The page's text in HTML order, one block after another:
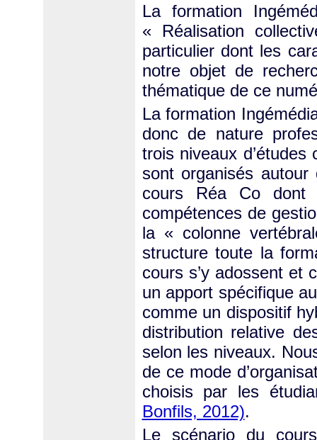
La formation
« Réalisation
particulier dont les
notre objet de
thématique de ce
La formation
donc de nature
trois niveaux
sont organisés
cours Réa Co dont
compétences de
la « colonne
structure toute la
cours s’y adossent et
un apport spécifique
comme un dispositif
distribution relative
selon les niveaux.
de ce mode
choisis par les
Bonfils, 2012).
Le scénario du